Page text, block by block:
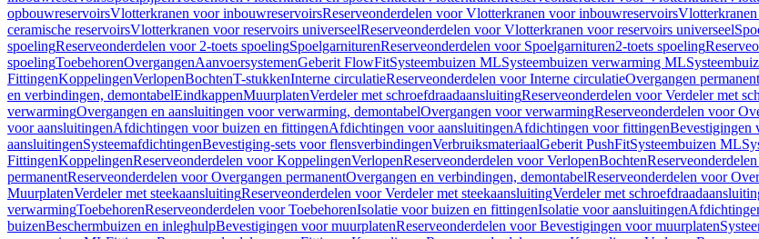
opbouwreservoirsVlotterkranen voor inbouwreservoirsReserveonderdelen voor Vlotterkranen voor inbouwreservoirs
ceramische reservoirsVlotterkranen voor reservoirs universeelReserveonderdelen voor Vlotterkranen voor reservoirs universeel
spoelingReserveonderdelen voor 2-toets spoelingSpoelgarniturenReserveonderdelen voor Spoelgarnituren2-toets spoeling
spoelingToebehorenOvergangenAanvoersystemenGeberit FlowFitSysteembuizen MLSysteembuizen verwarming ML
FittingenKoppelingenVerlopenBochtenT-stukkenInterne circulatieReserveonderdelen voor Interne circulatieOvergangen permanent
en verbindingen, demontabelEindkappenMuurplatenVerdeler met schroefdraadaansluitingReserveonderdelen voor Verdeler met
verwarmingOvergangen en aansluitingen voor verwarming, demontabelOvergangen voor verwarmingReserveonderdelen voor
voor aansluitingenAfdichtingen voor buizen en fittingenAfdichtingen voor aansluitingenAfdichtingen voor fittingenBevestigingen
aansluitingenSysteemafdichtingenBevestiging-sets voor flensverbindingenVerbruiksmateriaalGeberit PushFitSysteembuizen ML
FittingenKoppelingenReserveonderdelen voor KoppelingenVerlopenReserveonderdelen voor VerlopenBochten
permanentReserveonderdelen voor Overgangen permanentOvergangen en verbindingen, demontabelReserveonderdelen voor
MuurplatenVerdeler met steekaansluitingReserveonderdelen voor Verdeler met steekaansluitingVerdeler met
verwarmingToebehorenReserveonderdelen voor ToebehorenIsolatie voor buizen en fittingenIsolatie voor aansluitingen
buizenBeschermbuizen en inleghulpBevestigingen voor muurplatenReserveonderdelen voor Bevestigingen voor muurplaten